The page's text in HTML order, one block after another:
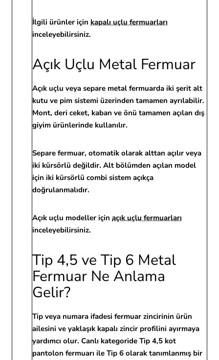
İlgili ürünler için kapalı uçlu fermuarları
inceleyebilirsiniz.
Açık Uçlu Metal Fermuar
Açık uçlu veya separe metal fermuarda iki şerit alt
kutu ve pim sistemi üzerinden tamamen ayrılabilir.
Mont, deri ceket, kaban ve önü tamamen açılan dış
giyim ürünlerinde kullanılır.
Separe fermuar, otomatik olarak alttan açılır veya
iki kürsörlü değildir. Alt bölümden açılan model
için iki kürsörlü combi sistem açıkça
doğrulanmalıdır.
Açık uçlu modeller için açık uçlu fermuarları
inceleyebilirsiniz.
Tip 4,5 ve Tip 6 Metal
Fermuar Ne Anlama
Gelir?
Tip veya numara ifadesi fermuar zincirinin ürün
ailesini ve yaklaşık kapalı zincir profilini ayırmaya
yardımcı olur. Canlı kategoride Tip 4,5 kot
pantolon fermuarı ile Tip 6 olarak tanımlanmış bir